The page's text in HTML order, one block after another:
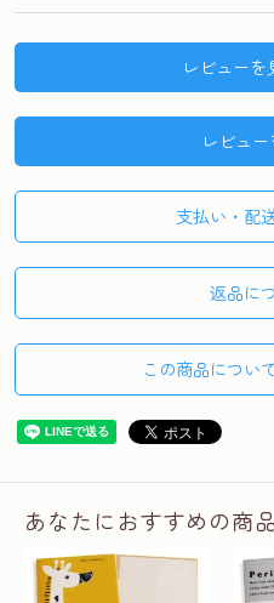
レビューを
レビュ
支払い・配
返品に
この商品につい
あなたにおすすめの商